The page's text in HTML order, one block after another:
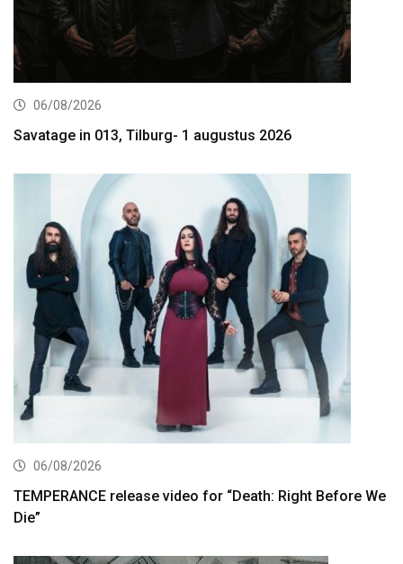
06/08/2026
Savatage in 013, Tilburg- 1 augustus 2026
06/08/2026
TEMPERANCE release video for “Death: Right Before We
Die”